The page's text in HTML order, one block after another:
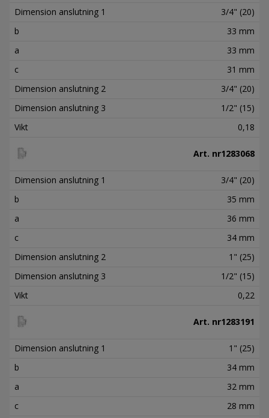
Dimension anslutning 1
3/4" (20)
b
33 mm
a
33 mm
c
31 mm
Dimension anslutning 2
3/4" (20)
Dimension anslutning 3
1/2" (15)
Vikt
0,18
Art. nr1283068
Dimension anslutning 1
3/4" (20)
b
35 mm
a
36 mm
c
34 mm
Dimension anslutning 2
1" (25)
Dimension anslutning 3
1/2" (15)
Vikt
0,22
Art. nr1283191
Dimension anslutning 1
1" (25)
b
34 mm
a
32 mm
c
28 mm